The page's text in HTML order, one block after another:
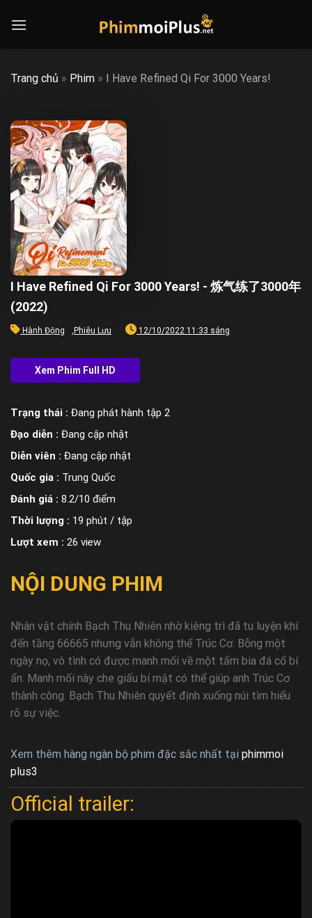
Trang chủ » Phim » I Have Refined Qi For 3000 Years!
I Have Refined Qi For 3000 Years! - 炼气练了3000年
(2022)
Hành Động , Phiêu Lưu 12/10/2022 11:33 sáng
Trạng thái : Đang phát hành tập 2
Đạo diễn : Đang cập nhật
Diễn viên : Đang cập nhật
Quốc gia : Trung Quốc
Đánh giá : 8.2/10 điểm
Thời lượng : 19 phút / tập
Lượt xem : 26 view
NỘI DUNG PHIM
Nhân vật chính Bạch Thu Nhiên nhờ kiêng trì đã tu luyện khí
đến tầng 66665 nhưng vẫn không thể Trúc Cơ. Bỗng một
ngày nọ, vô tình có được manh mối về một tấm bia đá cổ bí
ẩn. Manh mối này che giấu bí mật có thể giúp anh Trúc Cơ
thành công. Bạch Thu Nhiên quyết định xuống núi tìm hiểu
rõ sự việc.
Xem thêm hàng ngàn bộ phim đặc sắc nhất tại phimmoi
plus3
Official trailer: